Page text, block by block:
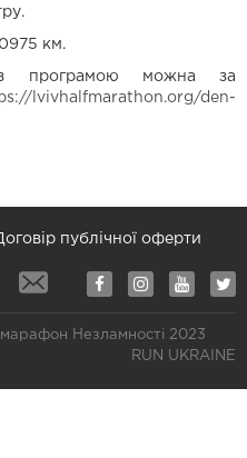
км.
з програмою можна за
lvivhalfmarathon.org/den-
публічної оферти
Незламності 2023
RUN UKRAINE